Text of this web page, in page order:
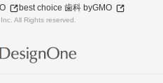
best choice 歯科 byGMO
All Rights reserved.